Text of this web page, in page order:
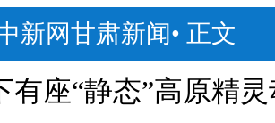
新网甘肃新闻• 正文
有座“静态”高原精